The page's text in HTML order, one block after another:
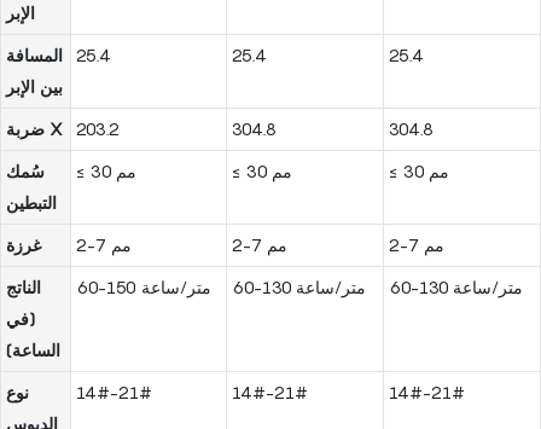
الإبر
المسافة
بين الإبر
25.4 25.4 25.4
ضربة X 203.2 304.8 304.8
سُمك
التبطين
≤ 30 مم ≤ 30 مم ≤ 30 مم
غرزة 2-7 مم 2-7 مم 2-7 مم
الناتج
(في
الساعة)
60-150 متر/ساعة 60-130 متر/ساعة 60-130 متر/ساعة
نوع
الدبوس
14#-21# 14#-21# 14#-21#